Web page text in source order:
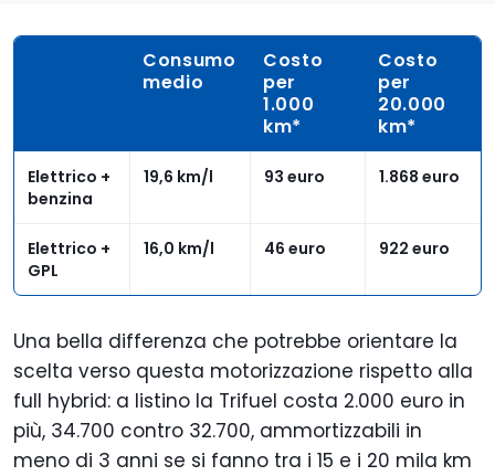
Consumo
medio
Costo
per
1.000
km*
Costo
per
20.000
km*
Elettrico +
benzina
19,6 km/l 93 euro 1.868 euro
Elettrico +
GPL
16,0 km/l 46 euro 922 euro
Una bella differenza che potrebbe orientare la
scelta verso questa motorizzazione rispetto alla
full hybrid: a listino la Trifuel costa 2.000 euro in
più, 34.700 contro 32.700, ammortizzabili in
meno di 3 anni se si fanno tra i 15 e i 20 mila km